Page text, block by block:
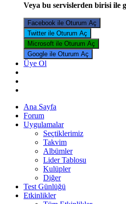
Veya bu servislerden birisi ile
Facebook ile Oturum Aç
Twitter ile Oturum Aç
Microsoft ile Oturum Aç
Google ile Oturum Aç
Üye Ol
Ana Sayfa
Forum
Uygulamalar
Seçtiklerimiz
Takvim
Albümler
Lider Tablosu
Kulüpler
Diğer
Test Günlüğü
Etkinlikler